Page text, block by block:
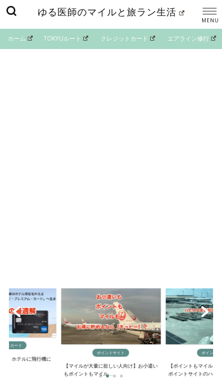
ゆる医師のマイルと旅ラン生活
ホーム TOKYUルート クレジットカード エアライン修行
機に
【マイルが大量に欲しい人向け】お小遣い
もポイントもマイル...
【ポイントもマイルも大量に貯める方
ポイントサイトのハ...